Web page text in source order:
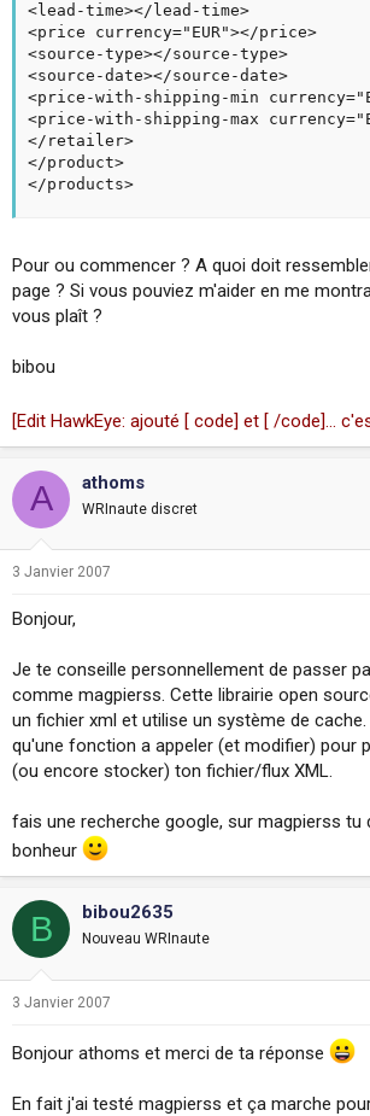
<lead-time></lead-time>
<price currency="EUR"></price>
<source-type></source-type>
<source-date></source-date>
<price-with-shipping-min
<price-with-shipping-max
</retailer>
</product>
</products>
Pour ou commencer ? A quoi doit
page ? Si vous pouviez m'aider en me
vous plaît ?
bibou
[Edit HawkEye: ajouté [ code] et [ /code]...
A athoms
WRInaute discret
3 Janvier 2007
Bonjour,
Je te conseille personnellement de passer
comme magpierss. Cette librairie open
un fichier xml et utilise un système de
qu'une fonction a appeler (et modifier) pour
(ou encore stocker) ton fichier/flux XML.
fais une recherche google, sur magpierss tu
bonheur
B bibou2635
Nouveau WRInaute
3 Janvier 2007
Bonjour athoms et merci de ta réponse
En fait j'ai testé magpierss et ça marche